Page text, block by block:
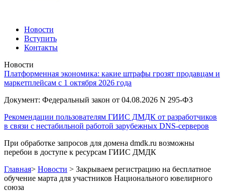
Новости
Вступить
Контакты
Новости
Платформенная экономика: какие штрафы грозят продавцам и
маркетплейсам с 1 октября 2026 года
Документ: Федеральный закон от 04.08.2026 N 295-ФЗ
Рекомендации пользователям ГИИС ДМДК от разработчиков
в связи с нестабильной работой зарубежных DNS-серверов
При обработке запросов для домена dmdk.ru возможны
перебои в доступе к ресурсам ГИИС ДМДК
Главная> Новости > Закрываем регистрацию на бесплатное
обучение марта для участников Национального ювелирного
союза